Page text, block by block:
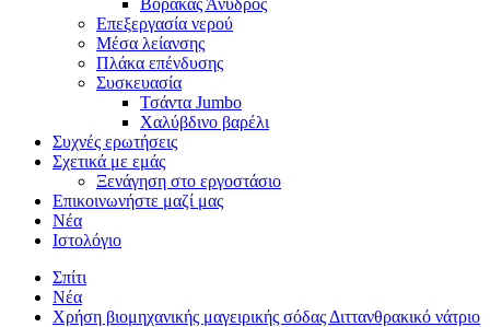
Βόρακας Άνυδρος
Επεξεργασία νερού
Μέσα λείανσης
Πλάκα επένδυσης
Συσκευασία
Τσάντα Jumbo
Χαλύβδινο βαρέλι
Συχνές ερωτήσεις
Σχετικά με εμάς
Ξενάγηση στο εργοστάσιο
Επικοινωνήστε μαζί μας
Νέα
Ιστολόγιο
Σπίτι
Νέα
Χρήση βιομηχανικής μαγειρικής σόδας Διττανθρακικό νάτριο